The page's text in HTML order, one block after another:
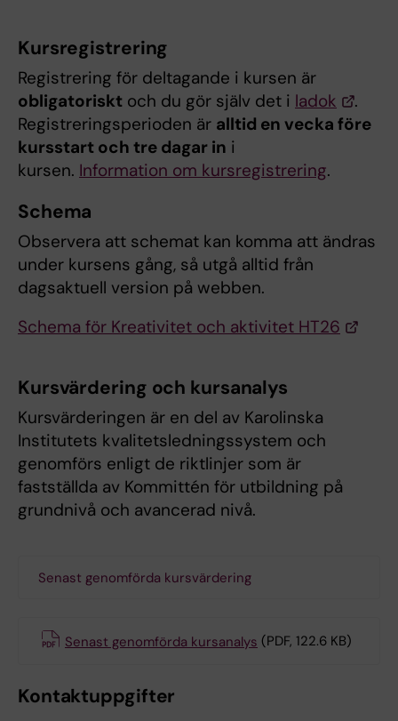
Kursregistrering
Registrering för deltagande i kursen är
obligatoriskt och du gör själv det i ladok
.
Registreringsperioden är alltid en vecka före
kursstart och tre dagar in i
kursen. Information om kursregistrering.
Schema
Observera att schemat kan komma att ändras
under kursens gång, så utgå alltid från
dagsaktuell version på webben.
Schema för Kreativitet och aktivitet HT26
Kursvärdering och kursanalys
Kursvärderingen är en del av Karolinska
Institutets kvalitetsledningssystem och
genomförs enligt de riktlinjer som är
fastställda av Kommittén för utbildning på
grundnivå och avancerad nivå.
Senast genomförda kursvärdering
Senast genomförda kursanalys (PDF, 122.6 KB)
Kontaktuppgifter